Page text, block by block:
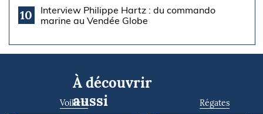
10
Interview Philippe Hartz : du commando
marine au Vendée Globe
À découvrir
aussi
Voiliers Régates